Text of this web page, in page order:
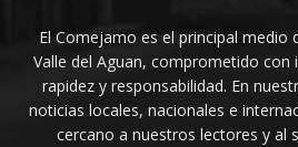
El Comejamo es el principal medio
Valle del Aguan, comprometido con
rapidez y responsabilidad. En
noticias locales, nacionales e
cercano a nuestros lectores y al